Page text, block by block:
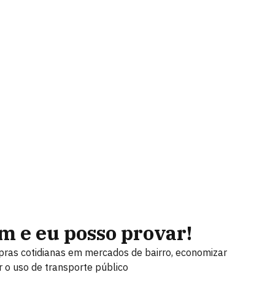
e eu posso provar!
cotidianas em mercados de bairro, economizar
o uso de transporte público